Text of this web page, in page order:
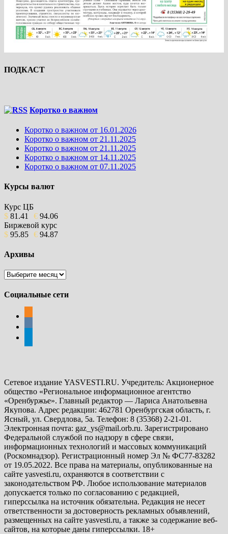
ПОДКАСТ
Коротко о важном
Коротко о важном от 16.01.2026
Коротко о важном от 21.11.2025
Коротко о важном от 21.11.2025
Коротко о важном от 14.11.2025
Коротко о важном от 07.11.2025
Курсы валют
Курс ЦБ
$ 81.41 € 94.06
Биржевой курс
$ 95.85 € 94.87
Архивы
Архивы
Социальные сети
Сетевое издание YASVESTI.RU. Учредитель: Акционерное
общество «Региональное информационное агентство
«Оренбуржье». Главный редактор — Лариса Анатольевна
Якупова. Адрес редакции: 462781 Оренбургская область, г.
Ясный, ул. Свердлова, 5а. Телефон: 8 (35368) 2-21-01.
Электронная почта: gaz_ys@mail.orb.ru. Зарегистрировано
Федеральной службой по надзору в сфере связи,
информационных технологий и массовых коммуникаций
(Роскомнадзор). Регистрационный номер Эл № ФС77-83282
от 19.05.2022. Все права на материалы, опубликованные на
сайте yasvesti.ru, охраняются в соответствии с
законодательством РФ. Любое использование материалов
допускается только по согласованию с редакцией,
гиперссылка на источник обязательна. Редакция не несет
ответственности за достоверность рекламных объявлений,
размещенных на сайте yasvesti.ru, а также за содержание веб-
сайтов, на которые даны гиперссылки. 18+